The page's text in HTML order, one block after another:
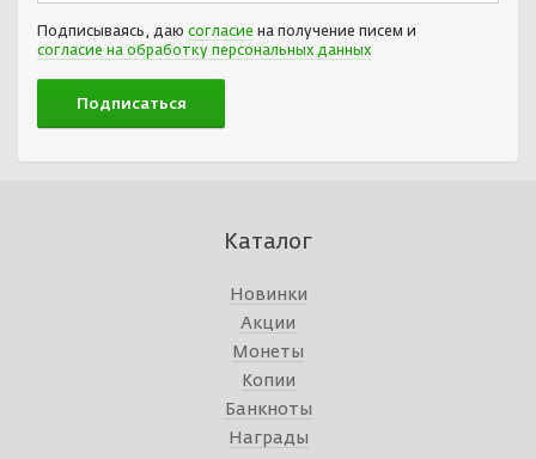
Подписываясь, даю согласие на получение писем и
согласие на обработку персональных данных
Каталог
Новинки
Акции
Монеты
Копии
Банкноты
Награды